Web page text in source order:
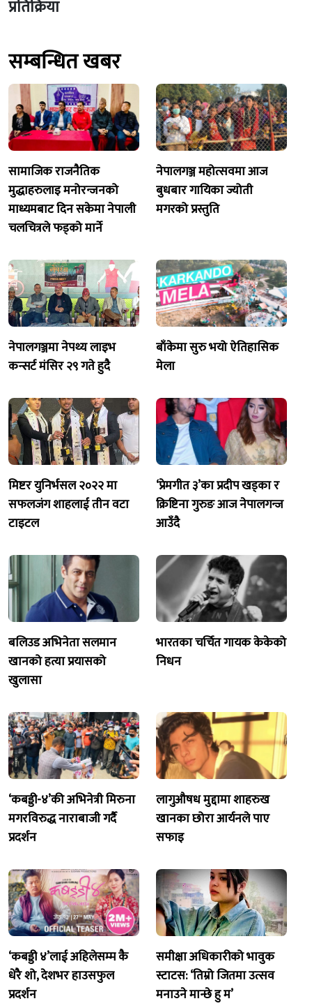
प्रतिक्रिया
सम्बन्धित खबर
सामाजिक राजनैतिक
मुद्धाहरुलाइ मनोरन्जनको
माध्यमबाट दिन सकेमा नेपाली
चलचित्रले फड्को मार्ने
नेपालगञ्ज महोत्सवमा आज
बुधबार गायिका ज्योती
मगरको प्रस्तुति
नेपालगञ्जमा नेपथ्य लाइभ
कन्सर्ट मंसिर २९ गते हुदै
बाँकेमा सुरु भयो ऐतिहासिक
मेला
मिष्टर युनिर्भसल २०२२ मा
सफलजंग शाहलाई तीन वटा
टाइटल
‘प्रेमगीत ३’का प्रदीप खड्का र
क्रिष्टिना गुरुङ आज नेपालगन्ज
आउँदै
बलिउड अभिनेता सलमान
खानको हत्या प्रयासको
खुलासा
भारतका चर्चित गायक केकेको
निधन
‘कबड्डी-४’की अभिनेत्री मिरुना
मगरविरुद्ध नाराबाजी गर्दै
प्रदर्शन
लागुऔषध मुद्दामा शाहरुख
खानका छोरा आर्यनले पाए
सफाइ
‘कबड्डी ४’लाई अहिलेसम्म कै
धेरै शो, देशभर हाउसफुल
प्रदर्शन
समीक्षा अधिकारीको भावुक
स्टाटस: ‘तिम्रो जितमा उत्सव
मनाउने मान्छे हु म’